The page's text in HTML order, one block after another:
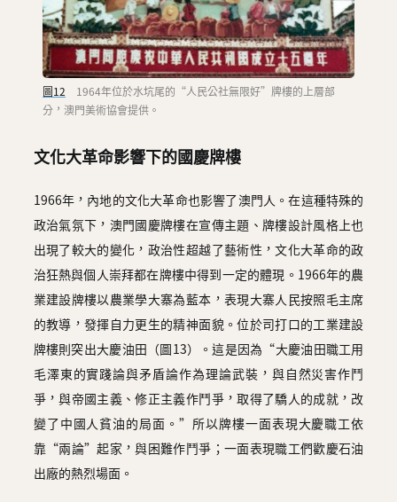
圖12 1964年位於水坑尾的“人民公社無限好”牌樓的上層部
分，澳門美術協會提供。
文化大革命影響下的國慶牌樓
1966年，內地的文化大革命也影響了澳門人。在這種特殊的
政治氣氛下，澳門國慶牌樓在宣傳主題、牌樓設計風格上也
出現了較大的變化，政治性超越了藝術性，文化大革命的政
治狂熱與個人崇拜都在牌樓中得到一定的體現。1966年的農
業建設牌樓以農業學大寨為藍本，表現大寨人民按照毛主席
的教導，發揮自力更生的精神面貌。位於司打口的工業建設
牌樓則突出大慶油田（圖13）。這是因為“大慶油田職工用
毛澤東的實踐論與矛盾論作為理論武裝，與自然災害作鬥
爭，與帝國主義、修正主義作鬥爭，取得了驕人的成就，改
變了中國人貧油的局面。”所以牌樓一面表現大慶職工依
靠“兩論”起家，與困難作鬥爭；一面表現職工們歡慶石油
出廠的熱烈場面。